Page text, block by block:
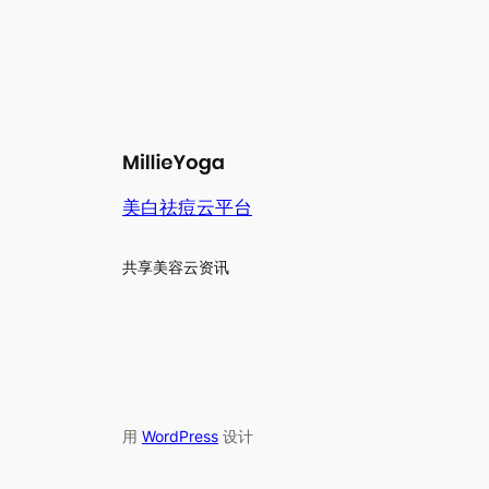
美白祛痘云平台
共享美容云资讯
用 WordPress 设计